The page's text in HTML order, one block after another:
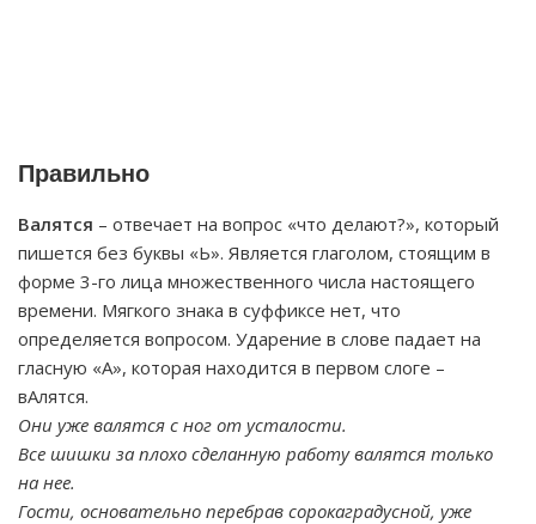
Правильно
Валятся – отвечает на вопрос «что делают?», который
пишется без буквы «Ь». Является глаголом, стоящим в
форме 3-го лица множественного числа настоящего
времени. Мягкого знака в суффиксе нет, что
определяется вопросом. Ударение в слове падает на
гласную «А», которая находится в первом слоге –
вАлятся.
Они уже валятся с ног от усталости.
Все шишки за плохо сделанную работу валятся только
на нее.
Гости, основательно перебрав сорокаградусной, уже